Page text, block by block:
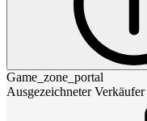
Game_zone_portal
Ausgezeichneter Verkäufer